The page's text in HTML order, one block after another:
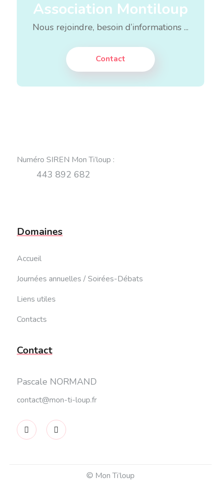
Association Montiloup
Nous rejoindre, besoin d’informations ...
Contact
Numéro SIREN Mon Ti’loup :
443 892 682
Domaines
Accueil
Journées annuelles / Soirées-Débats
Liens utiles
Contacts
Contact
Pascale NORMAND
contact@mon-ti-loup.fr
© Mon Ti’loup